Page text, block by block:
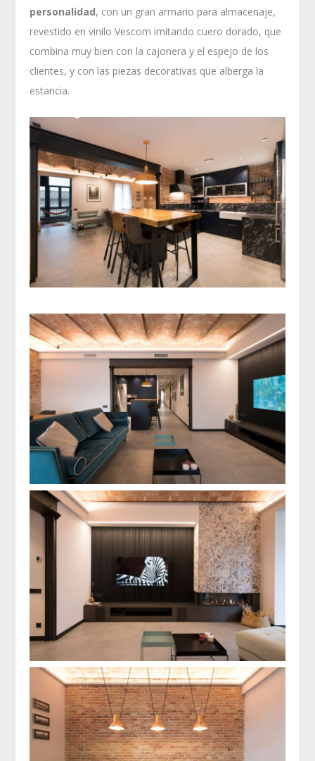
personalidad, con un gran armario para almacenaje,
revestido en vinilo Vescom imitando cuero dorado, que
combina muy bien con la cajonera y el espejo de los
clientes, y con las piezas decorativas que alberga la
estancia.